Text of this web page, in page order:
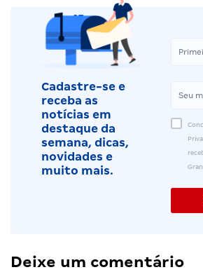
Cadastre-se e
receba as
notícias em
destaque da
semana, dicas,
novidades e
muito mais.
Deixe um comentário